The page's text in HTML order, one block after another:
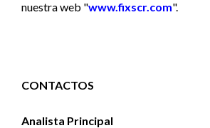
nuestra web "www.fixscr.com".
CONTACTOS
Analista Principal